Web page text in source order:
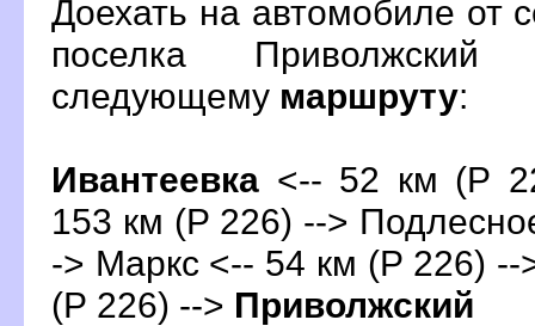
Доехать на автомобиле от
поселка
следующему маршруту:
Ивантеевка <-- 52 км (Р
153 км (Р 226) -->
-> Маркс <-- 54 км (Р 226)
(Р 226) --> Приволжский